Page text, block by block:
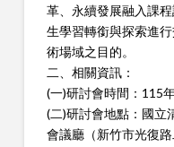
革、永續發展融入課
生學習轉銜與探索進
術場域之目的。
二
、相關資訊：
(一)研討會時間：115
(二)研討會地點：國立
會議廳（新竹市光復路